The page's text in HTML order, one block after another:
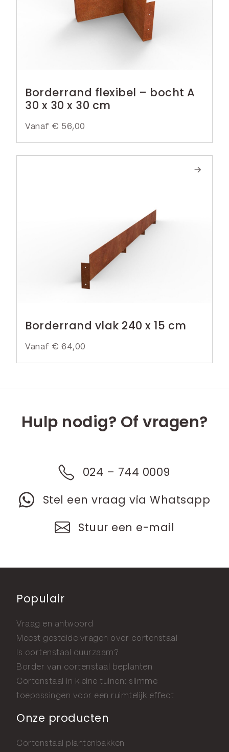
Borderrand flexibel – bocht A
30 x 30 x 30 cm
Vanaf € 56,00
Borderrand vlak 240 x 15 cm
Vanaf € 64,00
Hulp nodig? Of vragen?
024 – 744 0009
Stel een vraag via Whatsapp
Stuur een e-mail
Populair
Vraag en antwoord
Meest gestelde vragen over cortenstaal
Is cortenstaal duurzaam?
Border van cortenstaal beplanten
Cortenstaal in kleine tuinen: slimme
toepassingen voor een ruimtelijk effect
Onze producten
Cortenstaal plantenbakken